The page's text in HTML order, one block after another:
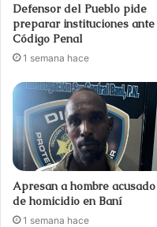
Defensor del Pueblo pide
preparar instituciones ante
Código Penal
1 semana hace
Apresan a hombre acusado
de homicidio en Baní
1 semana hace